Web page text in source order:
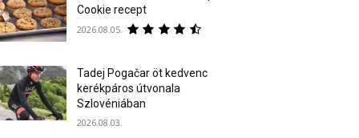
Cookie recept
2026.08.05.
Tadej Pogačar öt kedvenc
kerékpáros útvonala
Szlovéniában
2026.08.03.